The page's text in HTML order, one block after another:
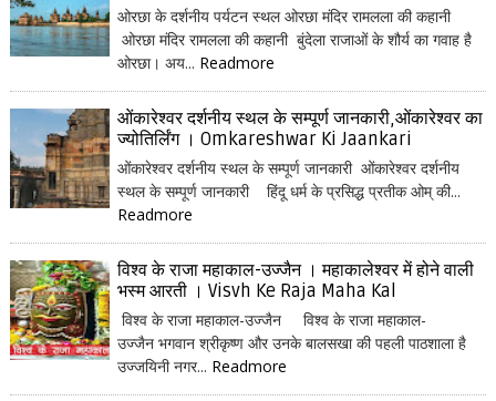
ओरछा के दर्शनीय पर्यटन स्थल ओरछा मंदिर रामलला की कहानी
ओरछा मंदिर रामलला की कहानी बुंदेला राजाओं के शौर्य का गवाह है
ओरछा। अय... Readmore
ओंकारेश्वर दर्शनीय स्थल के सम्पूर्ण जानकारी,ओंकारेश्वर का
ज्योतिर्लिंग । Omkareshwar Ki Jaankari
ओंकारेश्वर दर्शनीय स्थल के सम्पूर्ण जानकारी ओंकारेश्वर दर्शनीय
स्थल के सम्पूर्ण जानकारी हिंदू धर्म के प्रसिद्ध प्रतीक ओम् की...
Readmore
विश्व के राजा महाकाल-उज्जैन । महाकालेश्वर में होने वाली
भस्म आरती । Visvh Ke Raja Maha Kal
विश्व के राजा महाकाल-उज्जैन विश्व के राजा महाकाल-
उज्जैन भगवान श्रीकृष्ण और उनके बालसखा की पहली पाठशाला है
उज्जयिनी नगर... Readmore